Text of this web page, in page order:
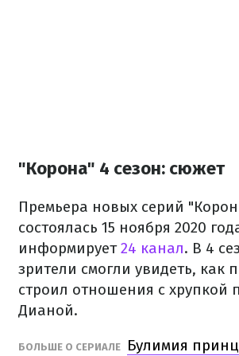
"Корона" 4 сезон: сюжет
Премьера новых серий
состоялась 15 ноября 2020
информирует24 канал. В 4
зрители смогли увидеть, как
строил отношения с хрупкой
Дианой.
БОЛЬШЕ О СЕРИАЛЕ
Булимия